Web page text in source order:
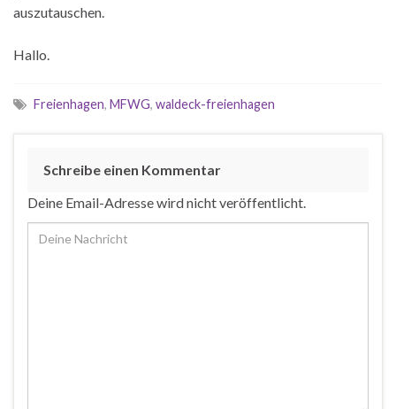
auszutauschen.
Hallo.
Freienhagen, MFWG, waldeck-freienhagen
Schreibe einen Kommentar
Deine Email-Adresse wird nicht veröffentlicht.